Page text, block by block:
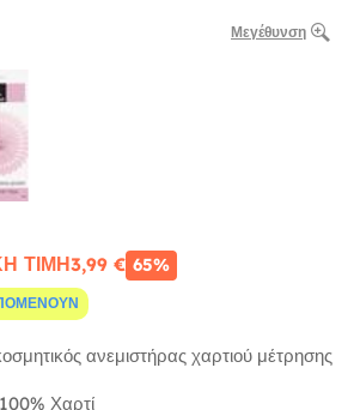
Μεγέθυνση
ΤΙΜΉ3,99 € 65%
ανεμιστήρας χαρτιού μέτρησης
100% Χαρτί